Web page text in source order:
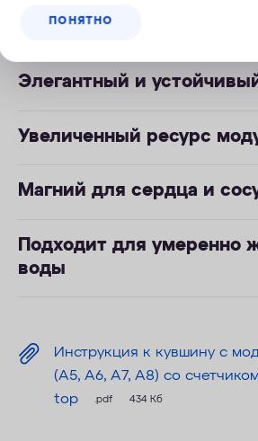
Элегантный и
Увеличенный ресурс
Магний для сердца и
Подходит для умеренно
воды
Инструкция к кувшину с
(А5, А6, А7, А8) со
top
.pdf 434 Кб
ПОНЯТНО